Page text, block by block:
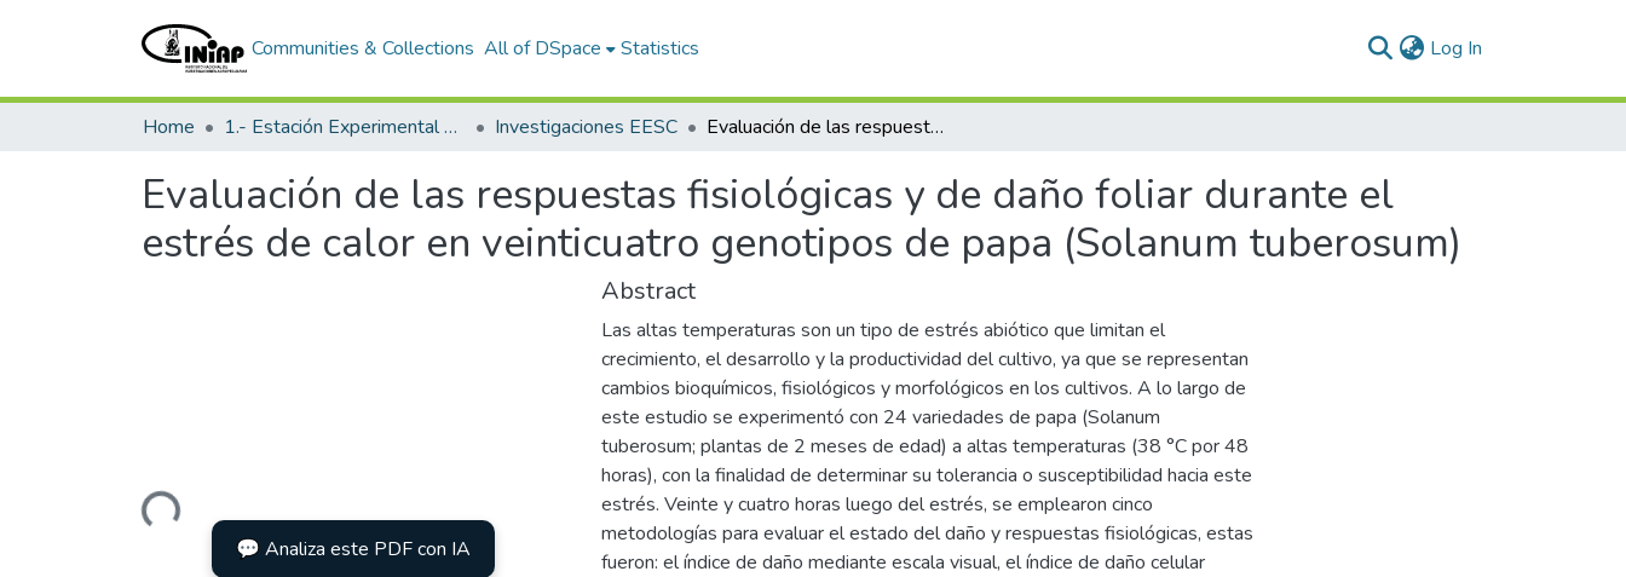
Communities & Collections All of DSpace Statistics Log In
Home 1.- Estación Experimental Santa Catalina Investigaciones EESC Evaluación de las respuestas fisiológicas y de daño foliar durante el estrés de calor en veinticuatro genotipos de papa (Solanum tuberosum)
Evaluación de las respuestas fisiológicas y de daño foliar durante el
estrés de calor en veinticuatro genotipos de papa (Solanum tuberosum)
Loading...
💬 Analiza este PDF con IA
Abstract
Las altas temperaturas son un tipo de estrés abiótico que limitan el
crecimiento, el desarrollo y la productividad del cultivo, ya que se representan
cambios bioquímicos, fisiológicos y morfológicos en los cultivos. A lo largo de
este estudio se experimentó con 24 variedades de papa (Solanum
tuberosum; plantas de 2 meses de edad) a altas temperaturas (38 °C por 48
horas), con la finalidad de determinar su tolerancia o susceptibilidad hacia este
estrés. Veinte y cuatro horas luego del estrés, se emplearon cinco
metodologías para evaluar el estado del daño y respuestas fisiológicas, estas
fueron: el índice de daño mediante escala visual, el índice de daño celular